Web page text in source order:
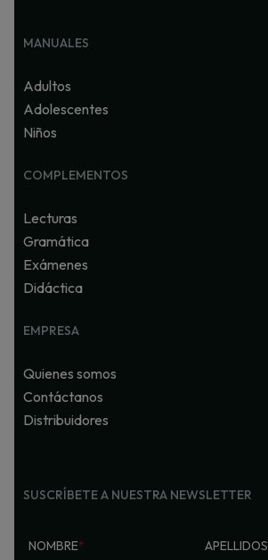
MANUALES
Adultos
Adolescentes
Niños
COMPLEMENTOS
Lecturas
Gramática
Exámenes
Didáctica
EMPRESA
Quienes somos
Contáctanos
Distribuidores
SUSCRÍBETE A NUESTRA NEWSLETTER
NOMBRE* APELLIDOS